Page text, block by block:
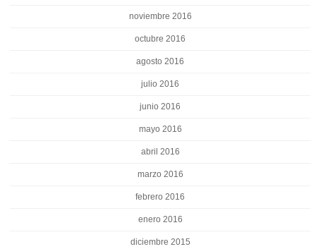
noviembre 2016
octubre 2016
agosto 2016
julio 2016
junio 2016
mayo 2016
abril 2016
marzo 2016
febrero 2016
enero 2016
diciembre 2015